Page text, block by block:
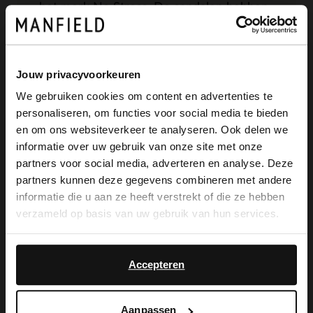
Jouw privacyvoorkeuren
We gebruiken cookies om content en advertenties te
personaliseren, om functies voor social media te bieden
en om ons websiteverkeer te analyseren. Ook delen we
informatie over uw gebruik van onze site met onze
partners voor social media, adverteren en analyse. Deze
partners kunnen deze gegevens combineren met andere
informatie die u aan ze heeft verstrekt of die ze hebben
verzameld op basis van uw gebruik van hun services.
Accepteren
Aanpassen
het merk No Stress. De sandalen hebben
een memory foam voetbed, gespssluiting
We adviseren als verzorging en
bescherming de suède/nubuck spray in
transparant.
Alles over dit product
Maattabel
Bezorgen & retour
×
View this website in English?
It looks like your language isn't Dutch. Would
you like to switch to English?
English